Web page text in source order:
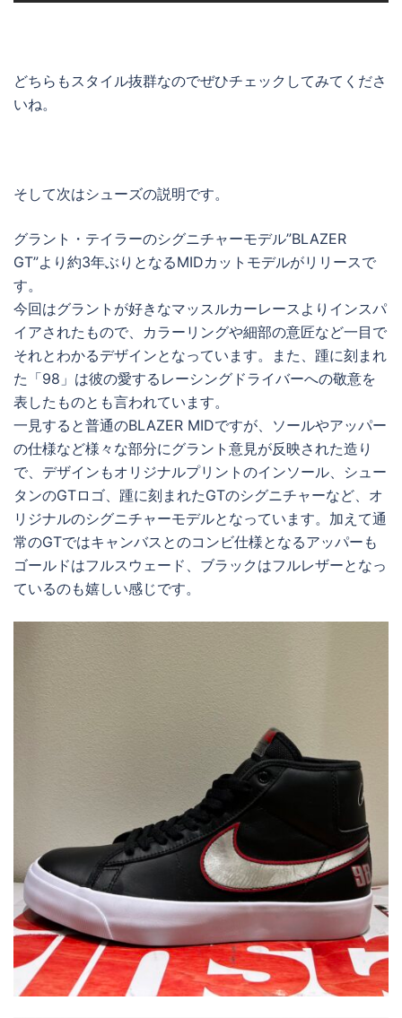
どちらもスタイル抜群なのでぜひチェックしてみてくださ
いね。
そして次はシューズの説明です。
グラント・テイラーのシグニチャーモデル”BLAZER
GT”より約3年ぶりとなるMIDカットモデルがリリースで
す。
今回はグラントが好きなマッスルカーレースよりインスパ
イアされたもので、カラーリングや細部の意匠など一目で
それとわかるデザインとなっています。また、踵に刻まれ
た「98」は彼の愛するレーシングドライバーへの敬意を
表したものとも言われています。
一見すると普通のBLAZER MIDですが、ソールやアッパー
の仕様など様々な部分にグラント意見が反映された造り
で、デザインもオリジナルプリントのインソール、シュー
タンのGTロゴ、踵に刻まれたGTのシグニチャーなど、オ
リジナルのシグニチャーモデルとなっています。加えて通
常のGTではキャンバスとのコンビ仕様となるアッパーも
ゴールドはフルスウェード、ブラックはフルレザーとなっ
ているのも嬉しい感じです。